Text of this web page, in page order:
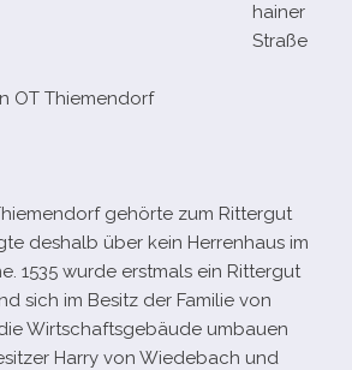
hainer
Straße
OT Thiemendorf
gehörte zum Rittergut
des­halb über kein Herrenhaus im
1535 wurde erst­mals ein Rittergut
sich im Besitz der Familie von
Wirtschaftsgebäude umbauen
Harry von Wiedebach und